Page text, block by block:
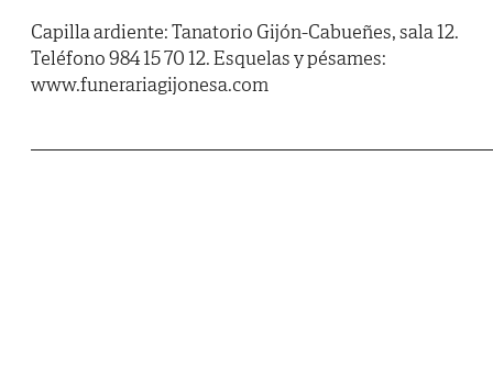
Capilla ardiente: Tanatorio Gijón-Cabueñes, sala 12.
Teléfono 984 15 70 12. Esquelas y pésames:
www.funerariagijonesa.com